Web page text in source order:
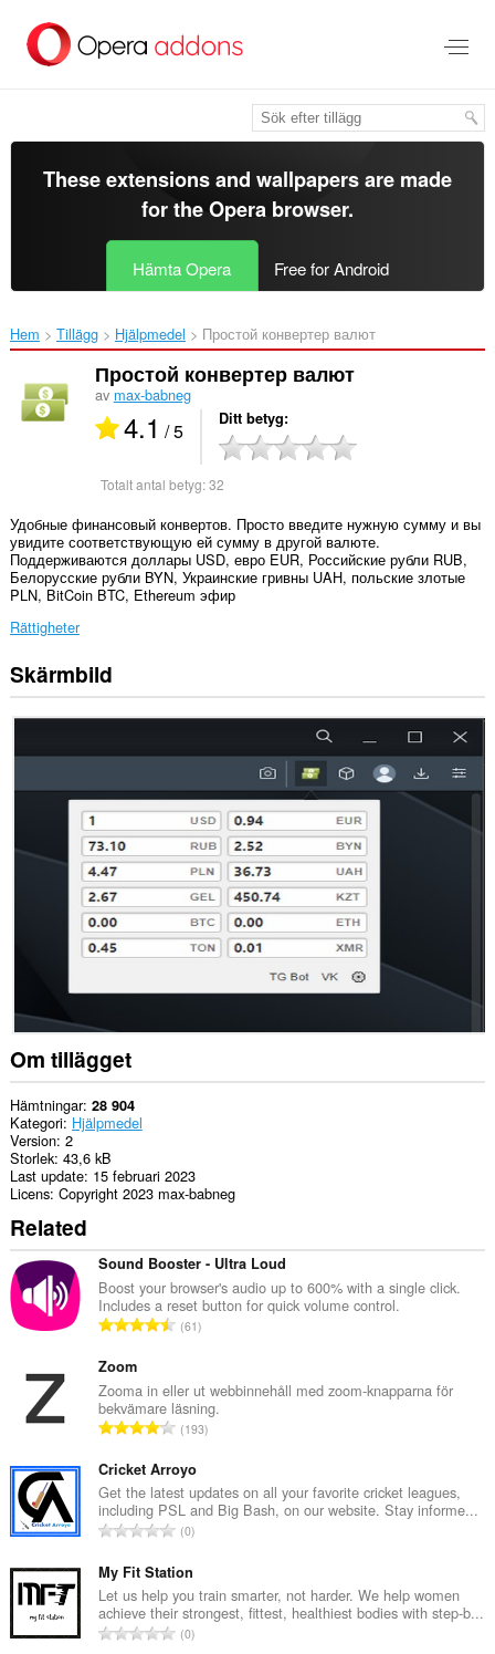
brödtexten
These extensions and wallpapers are made
for theOpera browser.
Hämta Opera Free for Android
Hem Tillägg Hjälpmedel Простой конвертер валют‎
Простой конвертер валют
av max-babneg
4.1 / 5 Ditt betyg
Totalt antal betyg:32
Удобные финансовый конвертов. Просто введите нужную сумму и вы
увидите соответствующую ей сумму в другой валюте.
Поддерживаются доллары USD, евро EUR, Российские рубли RUB,
Белорусские рубли BYN, Украинские гривны UAH, польские злотые
PLN, BitCoin BTC, Ethereum эфир
Rättigheter
Tillägget
kan
data
webbplatser.
Skärmbild
Om tillägget
Hämtningar 28 904
Kategori Hjälpmedel
Version 2
Storlek 43,6 kB
Last update 15 februari 2023
Licens Copyright 2023 max-babneg
Related
Sound Booster - Ultra Loud
Boost your browser's audio up to 600% with a single click.
Includes a reset button for quick volume control.
T
a
l
t
n
t
a
b
e
t
y
61
Zoom
Zooma in eller ut webbinnehåll med zoom-knapparna för
bekvämare läsning.
T
t
a
l
t
n
t
a
193
Cricket Arroyo
Get the latest updates on all your favorite cricket leagues,
including PSL and Big Bash, on our website. Stay informe...
T
t
a
l
t
0
My Fit Station
Let us help you train smarter, not harder. We help women
achieve their strongest, fittest, healthiest bodies with step-b...
T0